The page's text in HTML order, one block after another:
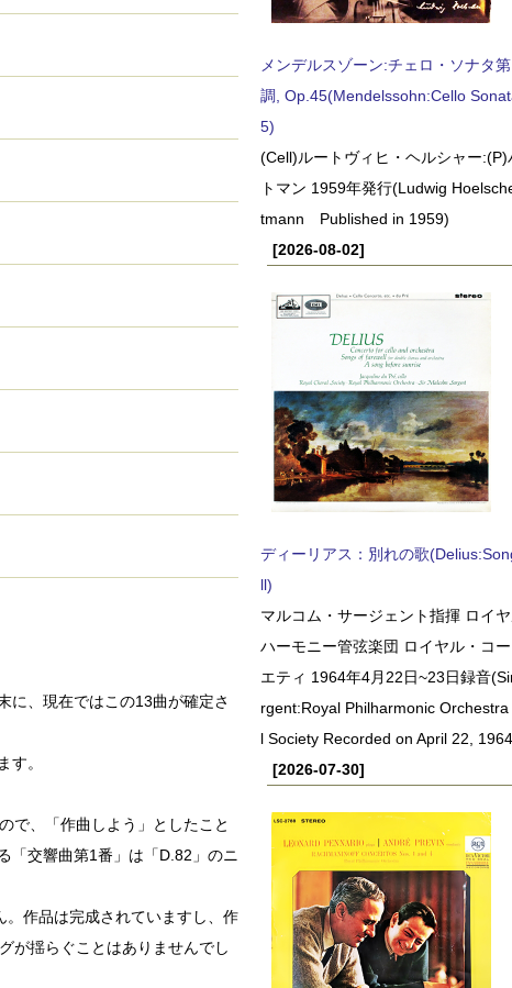
に、現在ではこの13曲が確定さ
す。
で、「作曲しよう」としたこと
「交響曲第1番」は「D.82」のニ
作品は完成されていますし、作
が揺らぐことはありませんでし
メンデルスゾーン:チェロ・ソナタ
調, Op.45(Mendelssohn:Cello
5)
(Cell)ルートヴィヒ・ヘルシャー
トマン 1959年発行(Ludwig
tmann Published in 1959)
[2026-08-02]
ディーリアス：別れの歌
ll)
マルコム・サージェント指揮 ロイ
ハーモニー管弦楽団 ロイヤル・コ
エティ 1964年4月22日~23日録音
rgent:Royal Philharmonic
l Society Recorded on April 22,
[2026-07-30]